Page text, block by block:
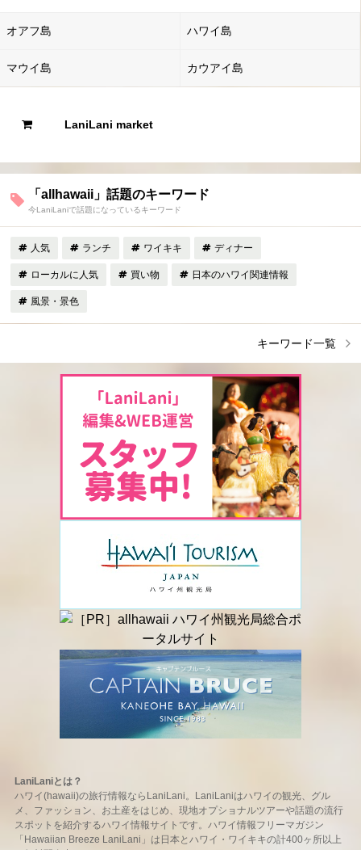
オアフ島 ハワイ島
マウイ島 カウアイ島
LaniLani market
「allhawaii」話題のキーワード
今LaniLaniで話題になっているキーワード
人気 ランチ ワイキキ ディナー
ローカルに人気 買い物 日本のハワイ関連情報
風景・景色
キーワード一覧
LaniLaniとは？
ハワイ(hawaii)の旅行情報ならLaniLani。LaniLaniはハワイの観光、グル
メ、ファッション、お土産をはじめ、現地オプショナルツアーや話題の流行
スポットを紹介するハワイ情報サイトです。ハワイ情報フリーマガジン
「Hawaiian Breeze LaniLani」は日本とハワイ・ワイキキの計400ヶ所以上